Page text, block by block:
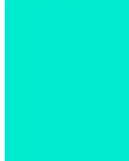
Logitech G502 Hero
Logitech Kalemleri ve
Logitech’in kalemleri ve
Logitech Kablosuz